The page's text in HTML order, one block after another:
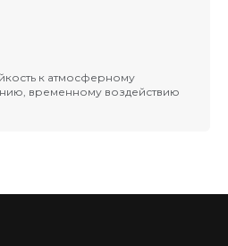
к атмосферному
временному воздействию